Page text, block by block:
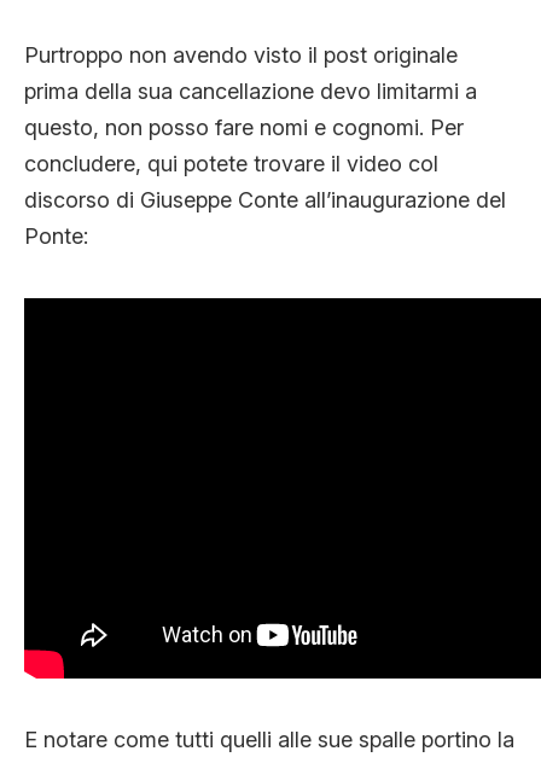
Purtroppo non avendo visto il post originale
prima della sua cancellazione devo limitarmi a
questo, non posso fare nomi e cognomi. Per
concludere, qui potete trovare il video col
discorso di Giuseppe Conte all’inaugurazione del
Ponte:
E notare come tutti quelli alle sue spalle portino la